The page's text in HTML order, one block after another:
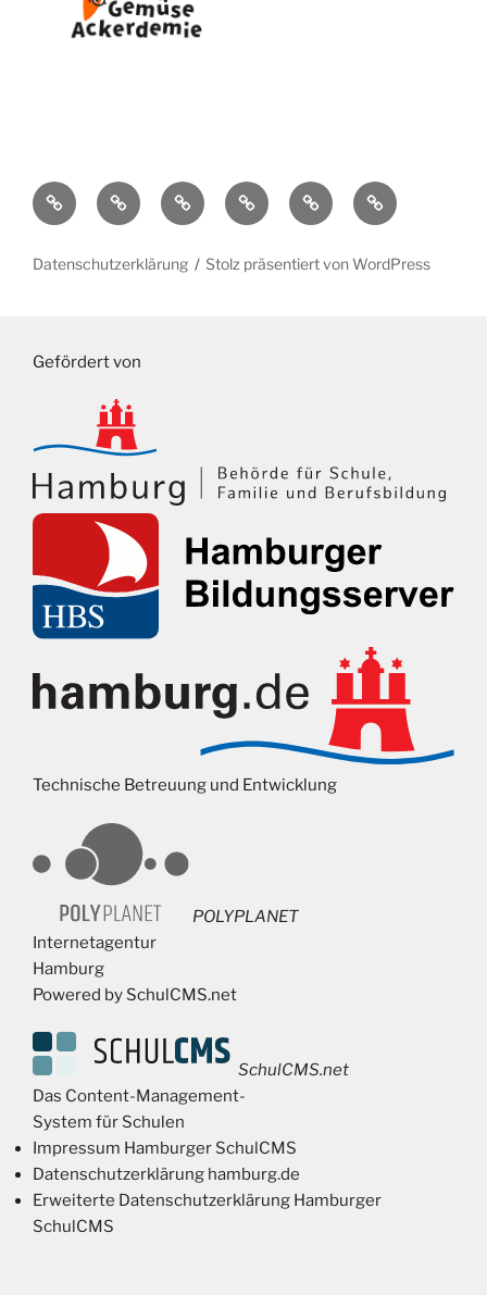
Unsere
Schule
GremienGanztagTermine Kontakt Impressum
Datenschutzerklärung Stolz präsentiert von WordPress
Gefördert von
Technische Betreuung und Entwicklung
POLYPLANET
Internetagentur
Hamburg
Powered by SchulCMS.net
SchulCMS.net
Das Content-Management-
System für Schulen
Impressum Hamburger SchulCMS
Datenschutzerklärung hamburg.de
Erweiterte Datenschutzerklärung Hamburger
SchulCMS